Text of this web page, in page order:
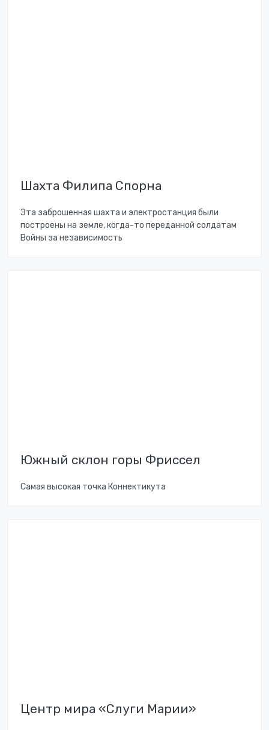
Шахта Филипа Спорна
Эта заброшенная шахта и электростанция были
построены на земле, когда-то переданной солдатам
Войны за независимость
Южный склон горы Фриссел
Самая высокая точка Коннектикута
Центр мира «Слуги Марии»